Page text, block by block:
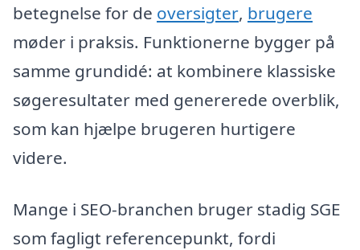
betegnelse for de oversigter, brugere
møder i praksis. Funktionerne bygger på
samme grundidé: at kombinere klassiske
søgeresultater med genererede overblik,
som kan hjælpe brugeren hurtigere
videre.
Mange i SEO-branchen bruger stadig SGE
som fagligt referencepunkt, fordi